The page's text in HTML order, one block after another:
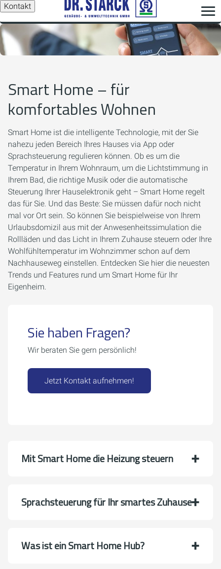
Kontakt
Smart Home – für
komfortables Wohnen
Smart Home ist die intelligente Technologie, mit der Sie
nahezu jeden Bereich Ihres Hauses via App oder
Sprachsteuerung regulieren können. Ob es um die
Temperatur in Ihrem Wohnraum, um die Lichtstimmung in
Ihrem Bad, die richtige Musik oder die automatische
Steuerung Ihrer Hauselektronik geht – Smart Home regelt
das für Sie. Und das Beste: Sie müssen dafür noch nicht
mal vor Ort sein. So können Sie beispielweise von Ihrem
Urlaubsdomizil aus mit der Anwesenheitssimulation die
Rollläden und das Licht in Ihrem Zuhause steuern oder Ihre
Wohlfühltemperatur im Wohnzimmer schon auf dem
Nachhauseweg einstellen. Entdecken Sie hier die neuesten
Trends und Features rund um Smart Home für Ihr
Eigenheim.
Sie haben Fragen?
Wir beraten Sie gern persönlich!
Jetzt Kontakt aufnehmen!
Mit Smart Home die Heizung steuern
Sprachsteuerung für Ihr smartes Zuhause
Was ist ein Smart Home Hub?